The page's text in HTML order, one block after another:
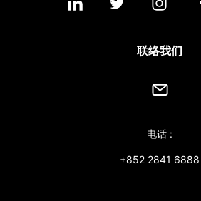
联络我们
电话 :
+852 2841 6888